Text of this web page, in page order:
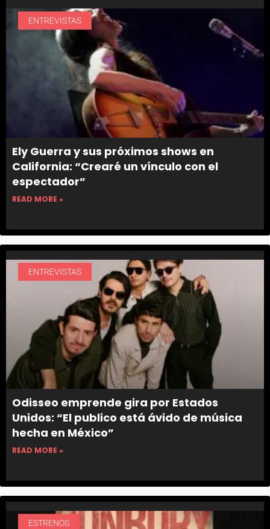
ENTREVISTAS
Ely Guerra y sus próximos shows en
California: “Crearé un vínculo con el
espectador”
READ MORE »
ENTREVISTAS
Odisseo emprende gira por Estados
Unidos: “El publico está ávido de música
hecha en México”
READ MORE »
ESTRENOS